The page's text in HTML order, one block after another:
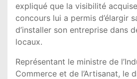
expliqué que la visibilité
concours lui a permis d’élargir
d’installer son entreprise dans
locaux.
Représentant le ministre de
Commerce et de l’Artisanat, le